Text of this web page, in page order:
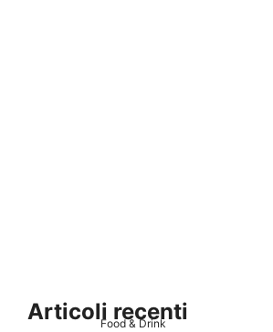
Articoli recenti
Food & Drink